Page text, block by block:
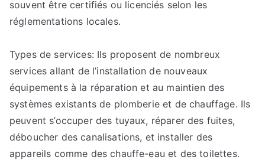
souvent être certifiés ou licenciés selon les
réglementations locales.
Types de services: Ils proposent de nombreux
services allant de l’installation de nouveaux
équipements à la réparation et au maintien des
systèmes existants de plomberie et de chauffage. Ils
peuvent s’occuper des tuyaux, réparer des fuites,
déboucher des canalisations, et installer des
appareils comme des chauffe-eau et des toilettes.